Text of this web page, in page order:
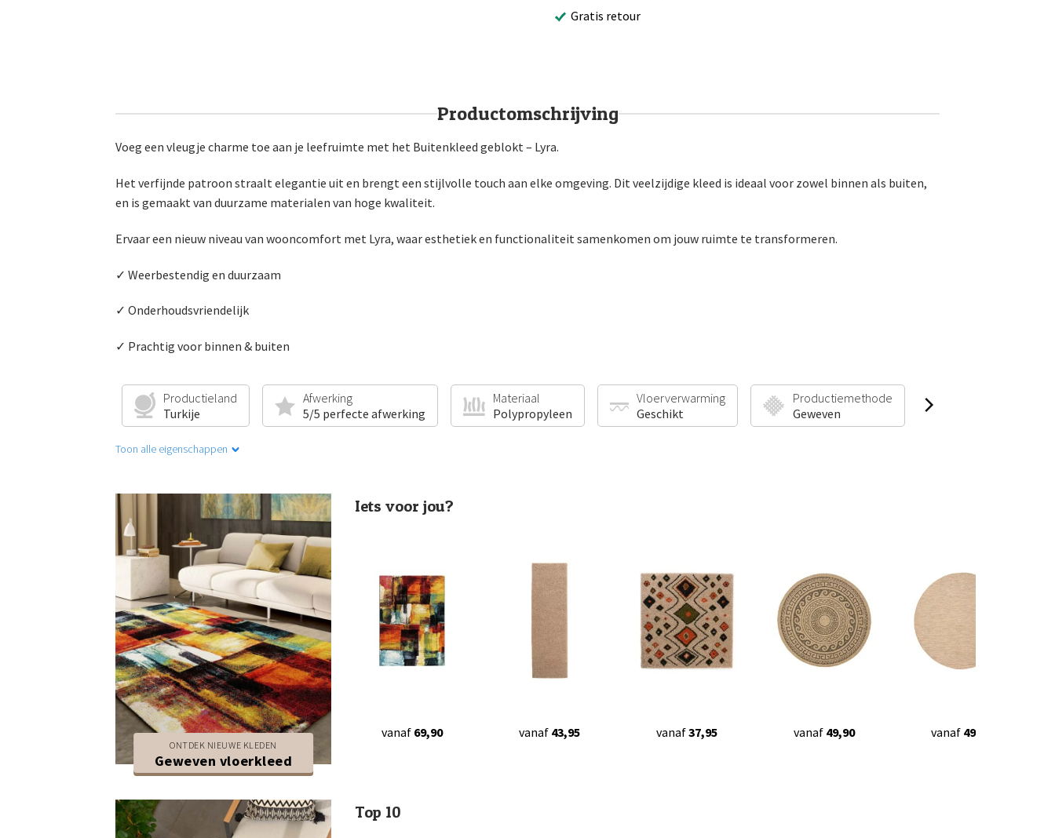
Gratis retour
Productomschrijving
Voeg een vleugje charme toe aan je leefruimte met het Buitenkleed geblokt – Lyra.
Het verfijnde patroon straalt elegantie uit en brengt een stijlvolle touch aan elke omgeving. Dit veelzijdige kleed is ideaal voor zowel binnen als buiten,
en is gemaakt van duurzame materialen van hoge kwaliteit.
Ervaar een nieuw niveau van wooncomfort met Lyra, waar esthetiek en functionaliteit samenkomen om jouw ruimte te transformeren.
✓ Weerbestendig en duurzaam
✓ Onderhoudsvriendelijk
✓ Prachtig voor binnen & buiten
Productieland
Turkije
Afwerking
5/5 perfecte afwerking
Materiaal
Polypropyleen
Vloerverwarming
Geschikt
Productiemethode
Geweven
Toon alle eigenschappen
ONTDEK NIEUWE KLEDEN
Geweven vloerkleed
Iets voor jou?
vanaf 69,90 vanaf 43,95 vanaf37,95 vanaf 49,90 vanaf 49,90
Top 10